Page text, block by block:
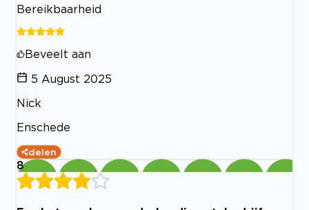
Bereikbaarheid
Beveelt aan
5 August 2025
Nick
Enschede
delen
8